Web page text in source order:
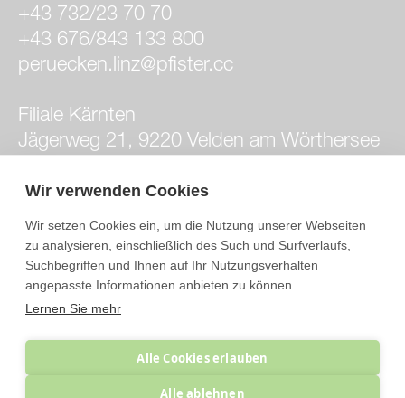
+43 732/23 70 70
+43 676/843 133 800
peruecken.linz@pfister.cc
Filiale Kärnten
Jägerweg 21, 9220 Velden am Wörthersee
velden.peruecken@pfister.cc
Filiale Wien
Hermanngasse 10/1/4, 1070 Wien
+43 676/843 133 600
peruecken.wien@pfister.cc
Facebook
Wir verwenden Cookies
Wir setzen Cookies ein, um die Nutzung unserer Webseiten
zu analysieren, einschließlich des Such und Surfverlaufs,
Suchbegriffen und Ihnen auf Ihr Nutzungsverhalten
angepasste Informationen anbieten zu können.
Lernen Sie mehr
Alle Cookies erlauben
Alle ablehnen